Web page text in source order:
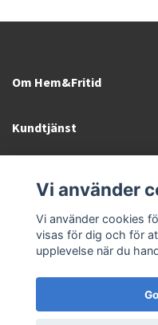
Om Hem&Fritid
Kundtjänst
Sociala medier
Vi använder
Vi använder cookies
visas för dig och för
upplevelse när du